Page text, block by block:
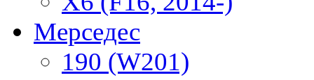
Мерседес
190 (W201)